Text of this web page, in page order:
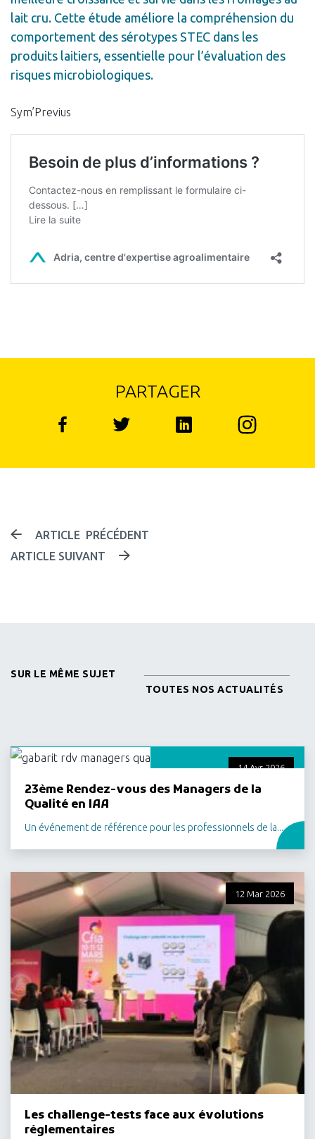
lait cru. Cette étude améliore la compréhension du
comportement des sérotypes STEC dans les
produits laitiers, essentielle pour l’évaluation des
risques microbiologiques.
Sym’Previus
PARTAGER
NAVIGATION DES
ARTICLE PRÉCÉDENT
ARTICLE SUIVANT
SUR LE MÊME SUJET
TOUTES NOS ACTUALITÉS
14 Avr 2026
23ème Rendez-vous des Managers de la
Qualité en IAA
Un événement de référence pour les professionnels de la...
12 Mar 2026
Les challenge-tests face aux évolutions
réglementaires